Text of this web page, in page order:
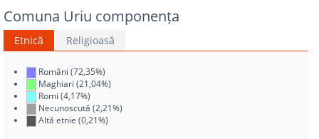
Comuna Uriu componența
Etnică Religioasă
Români (72,35%)
Maghiari (21,04%)
Romi (4,17%)
Necunoscută (2,21%)
Altă etnie (0,21%)